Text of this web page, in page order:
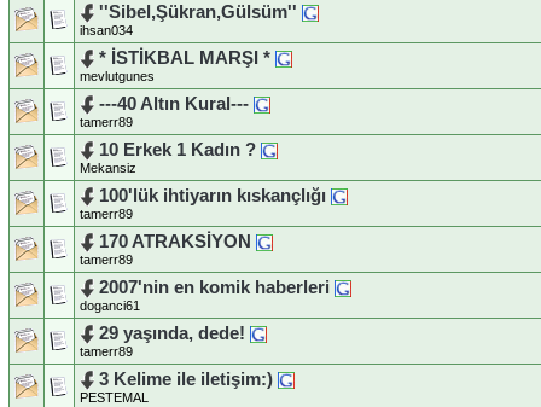
''Sibel,Şükran,Gülsüm''
ihsan034
* İSTİKBAL MARŞI *
mevlutgunes
---40 Altın Kural---
tamerr89
10 Erkek 1 Kadın ?
Mekansiz
100'lük ihtiyarın kıskançlığı
tamerr89
170 ATRAKSİYON
tamerr89
2007'nin en komik haberleri
doganci61
29 yaşında, dede!
tamerr89
3 Kelime ile iletişim:)
PESTEMAL